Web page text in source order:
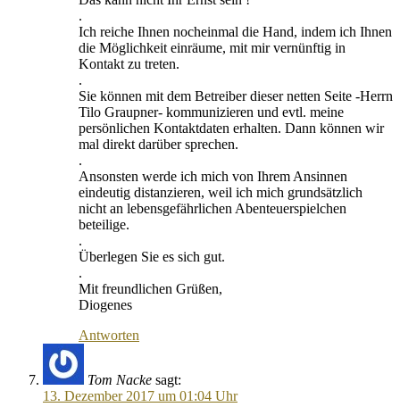
.
Ich reiche Ihnen nocheinmal die Hand, indem ich Ihnen
die Möglichkeit einräume, mit mir vernünftig in
Kontakt zu treten.
.
Sie können mit dem Betreiber dieser netten Seite -Herrn
Tilo Graupner- kommunizieren und evtl. meine
persönlichen Kontaktdaten erhalten. Dann können wir
mal direkt darüber sprechen.
.
Ansonsten werde ich mich von Ihrem Ansinnen
eindeutig distanzieren, weil ich mich grundsätzlich
nicht an lebensgefährlichen Abenteuerspielchen
beteilige.
.
Überlegen Sie es sich gut.
.
Mit freundlichen Grüßen,
Diogenes
Antworten
Tom Nacke sagt:
13. Dezember 2017 um 01:04 Uhr